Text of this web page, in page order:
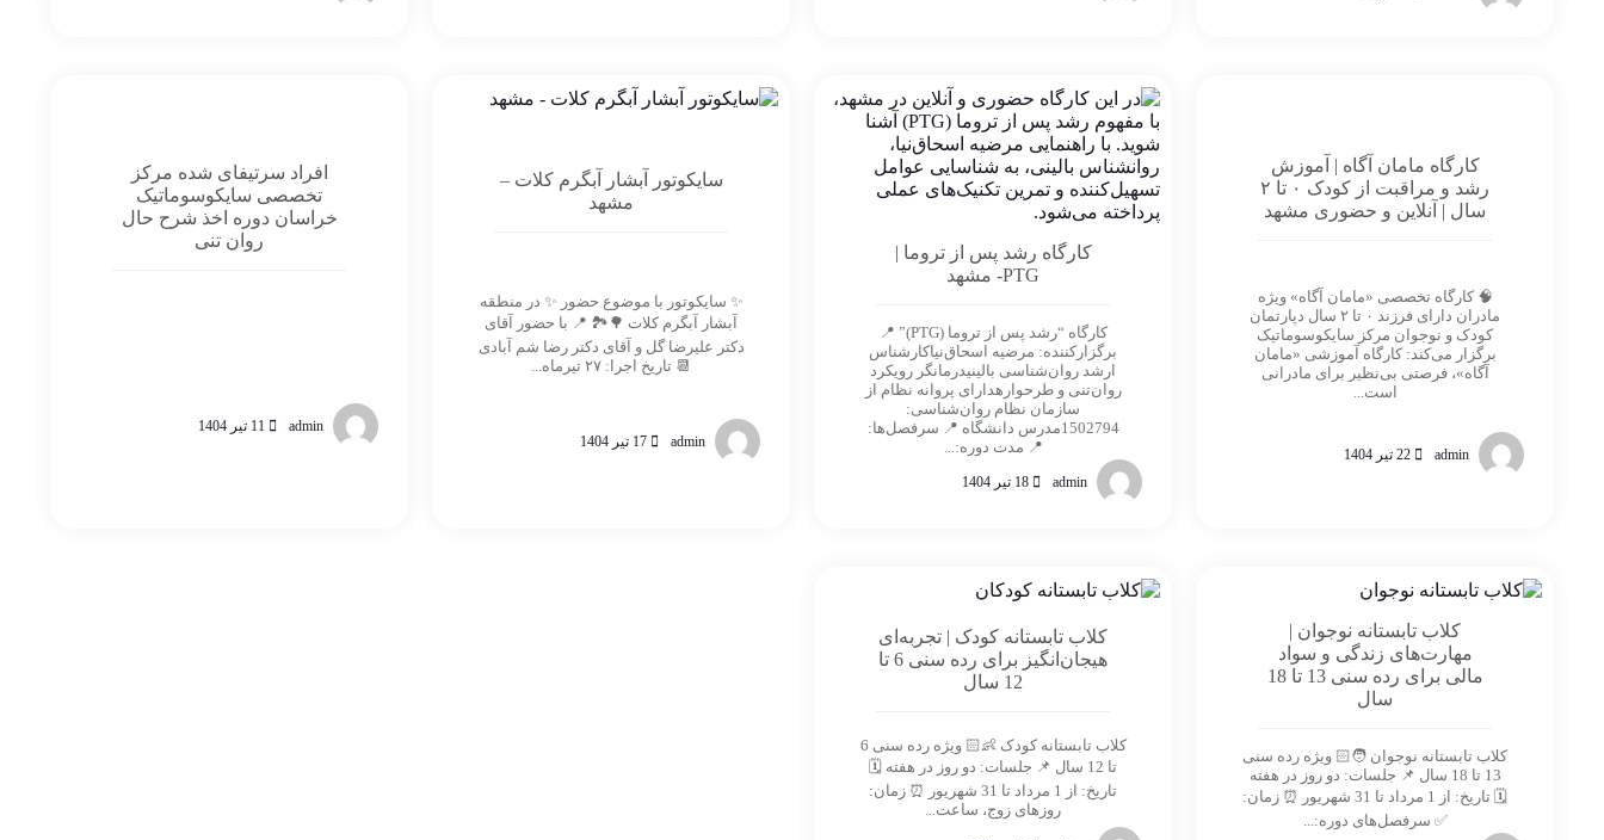
کارگاه مامان آگاه | آموزش
رشد و مراقبت از کودک ۰ تا ۲
سال | آنلاین و حضوری مشهد
🧠 کارگاه تخصصی «مامان آگاه» ویژه
مادران دارای فرزند ۰ تا ۲ سال دپارتمان
کودک و نوجوان مرکز سایکوسوماتیک
برگزار می‌کند: کارگاه آموزشی «مامان
آگاه»، فرصتی بی‌نظیر برای مادرانی
است...
admin
کارگاه رشد پس از تروما |
PTG- مشهد
کارگاه “رشد پس از تروما (PTG)” 📍
برگزارکننده: مرضیه اسحاق‌نیاکارشناس
ارشد روان‌شناسی بالینیدرمانگر رویکرد
روان‌تنی و طرحوارهدارای پروانه نظام از
سازمان نظام روان‌شناسی:
1502794مدرس دانشگاه 📍 سرفصل‌ها:
📍 مدت دوره:...
admin
سایکوتور آبشار آبگرم کلات –
مشهد
✨ سایکوتور با موضوع حضور ✨ در منطقه
آبشار آبگرم کلات 🌳🏞 📍 با حضور آقای
دکتر علیرضا گل و آقای دکتر رضا شم آبادی
📆 تاریخ اجرا: ۲۷ تیرماه...
admin
افراد سرتیفای شده مرکز
تخصصی سایکوسوماتیک
خراسان دوره اخذ شرح حال
روان تنی
admin
کلاب تابستانه نوجوان |
مهارت‌های زندگی و سواد
مالی برای رده سنی 13 تا 18
سال
کلاب تابستانه نوجوان 🧑🏻 ویژه رده سنی
13 تا 18 سال 📌 جلسات: دو روز در هفته
🗓 تاریخ: از 1 مرداد تا 31 شهریور ⏰ زمان:
✅ سرفصل‌های دوره:...
کلاب تابستانه کودک | تجربه‌ای
هیجان‌انگیز برای رده سنی 6 تا
12 سال
کلاب تابستانه کودک 👶🏻 ویژه رده سنی 6
تا 12 سال 📌 جلسات: دو روز در هفته 🗓
تاریخ: از 1 مرداد تا 31 شهریور ⏰ زمان:
روزهای زوج، ساعت...